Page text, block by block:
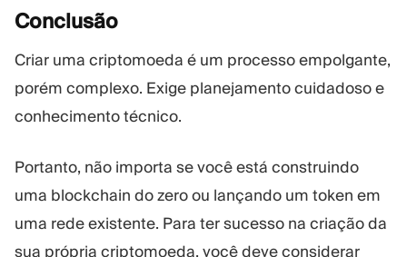
Conclusão
Criar uma criptomoeda é um processo empolgante,
porém complexo. Exige planejamento cuidadoso e
conhecimento técnico.
Portanto, não importa se você está construindo
uma blockchain do zero ou lançando um token em
uma rede existente. Para ter sucesso na criação da
sua própria criptomoeda, você deve considerar